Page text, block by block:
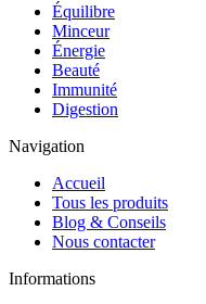
Équilibre
Minceur
Énergie
Beauté
Immunité
Digestion
Navigation
Accueil
Tous les produits
Blog & Conseils
Nous contacter
Informations